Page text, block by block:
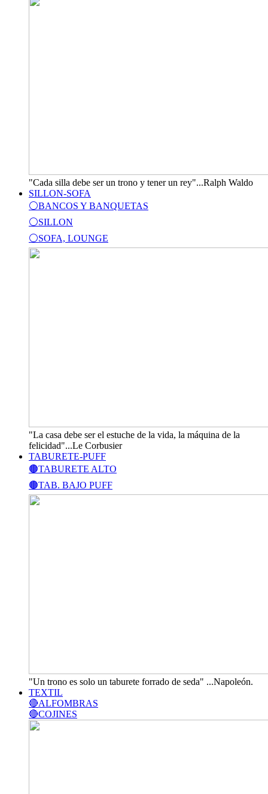
"Cada silla debe ser un trono y tener un rey"...Ralph Waldo
SILLON-SOFA
⚪BANCOS Y BANQUETAS
⚪SILLON
⚪SOFA, LOUNGE
"La casa debe ser el estuche de la vida, la máquina de la
felicidad"...Le Corbusier
TABURETE-PUFF
🟤TABURETE ALTO
🟤TAB. BAJO PUFF
"Un trono es solo un taburete forrado de seda" ...Napoleón.
TEXTIL
🔴ALFOMBRAS
🔴COJINES